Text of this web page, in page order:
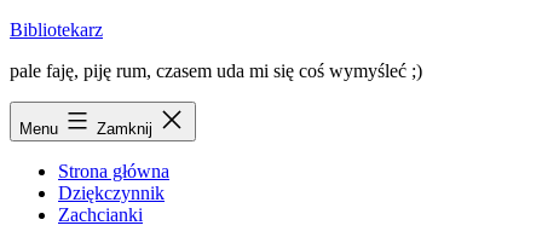
Przejdź
treści
Bibliotekarz
pale faję, piję rum, czasem uda mi się coś wymyśleć ;)
Menu Zamknij
Strona główna
Dziękczynnik
Zachcianki